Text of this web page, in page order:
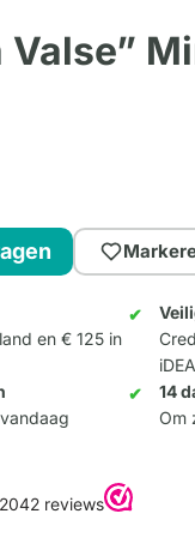
Valse”
en € 125 in
14
Om